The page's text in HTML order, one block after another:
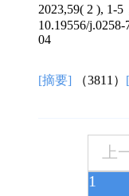
2023,59( 2 ), 1-5
10.19556/
04
[摘要] （3811）
上
1